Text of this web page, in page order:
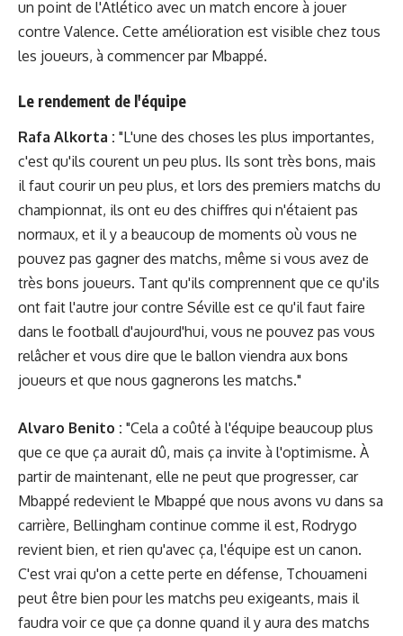
un point de l'Atlético avec un match encore à jouer
contre Valence. Cette amélioration est visible chez tous
les joueurs, à commencer par Mbappé.
Le rendement de l'équipe
Rafa Alkorta : "L'une des choses les plus importantes,
c'est qu'ils courent un peu plus. Ils sont très bons, mais
il faut courir un peu plus, et lors des premiers matchs du
championnat, ils ont eu des chiffres qui n'étaient pas
normaux, et il y a beaucoup de moments où vous ne
pouvez pas gagner des matchs, même si vous avez de
très bons joueurs. Tant qu'ils comprennent que ce qu'ils
ont fait l'autre jour contre Séville est ce qu'il faut faire
dans le football d'aujourd'hui, vous ne pouvez pas vous
relâcher et vous dire que le ballon viendra aux bons
joueurs et que nous gagnerons les matchs."
Alvaro Benito : "Cela a coûté à l'équipe beaucoup plus
que ce que ça aurait dû, mais ça invite à l'optimisme. À
partir de maintenant, elle ne peut que progresser, car
Mbappé redevient le Mbappé que nous avons vu dans sa
carrière, Bellingham continue comme il est, Rodrygo
revient bien, et rien qu'avec ça, l'équipe est un canon.
C'est vrai qu'on a cette perte en défense, Tchouameni
peut être bien pour les matchs peu exigeants, mais il
faudra voir ce que ça donne quand il y aura des matchs